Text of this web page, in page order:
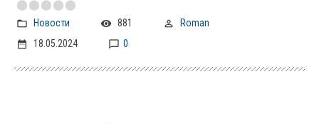
Новости 881
Roman
18.05.2024
0